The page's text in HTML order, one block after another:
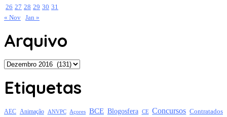
26 27 28 29 30 31
« Nov Jan »
Arquivo
Arquivo
Etiquetas
AEC Animação ANVPC Açores BCE Blogosfera CE Concursos Contratados